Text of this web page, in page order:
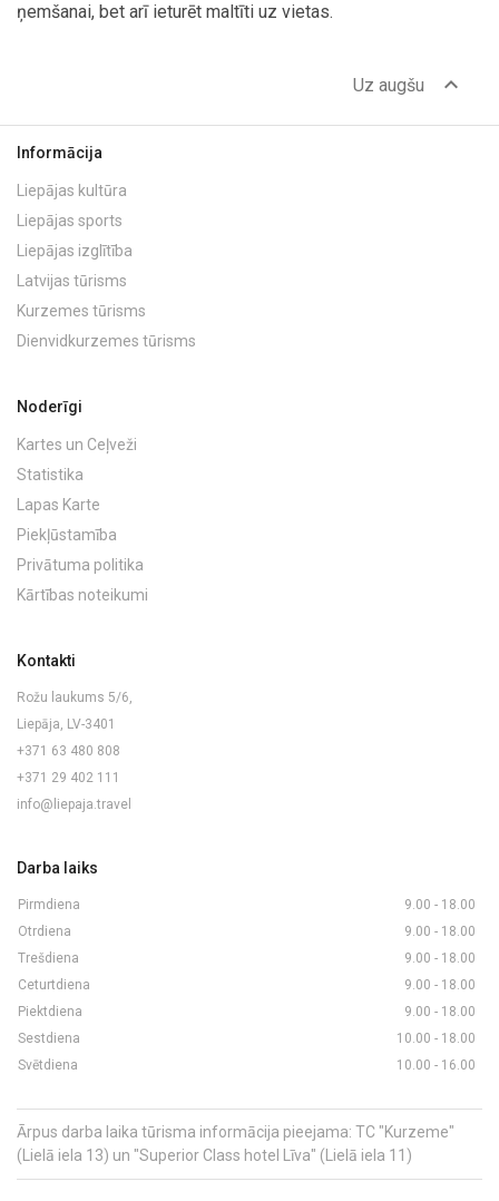
ņemšanai, bet arī ieturēt maltīti uz vietas.
Uz augšu expand_less
Informācija
Liepājas kultūra
Liepājas sports
Liepājas izglītība
Latvijas tūrisms
Kurzemes tūrisms
Dienvidkurzemes tūrisms
Noderīgi
Kartes un Ceļveži
Statistika
Lapas Karte
Piekļūstamība
Privātuma politika
Kārtības noteikumi
Kontakti
Rožu laukums 5/6,
Liepāja, LV-3401
+371 63 480 808
+371 29 402 111
info@liepaja.travel
Darba laiks
Pirmdiena
9.00 - 18.00
Otrdiena
9.00 - 18.00
Trešdiena
9.00 - 18.00
Ceturtdiena
9.00 - 18.00
Piektdiena
9.00 - 18.00
Sestdiena
10.00 - 18.00
Svētdiena
10.00 - 16.00
Ārpus darba laika tūrisma informācija pieejama: TC "Kurzeme"
(Lielā iela 13) un "Superior Class hotel Līva" (Lielā iela 11)